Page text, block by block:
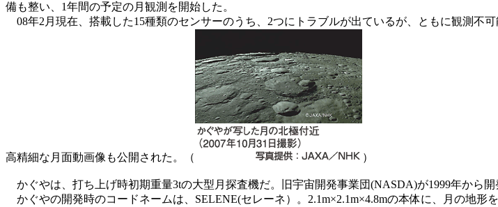
備も整い、1年間の予定の月観測を開始した。
08年2月現在、搭載した15種類のセンサーのうち、2つにトラブルが出ているが、ともに観測不
高精細な月面動画像も公開された。（ ）
かぐやは、打ち上げ時初期重量3tの大型月探査機だ。旧宇宙開発事業団(NASDA)が1999年から開
かぐやの開発時のコードネームは、SELENE(セレーネ）。2.1m×2.1m×4.8mの本体に、月の地